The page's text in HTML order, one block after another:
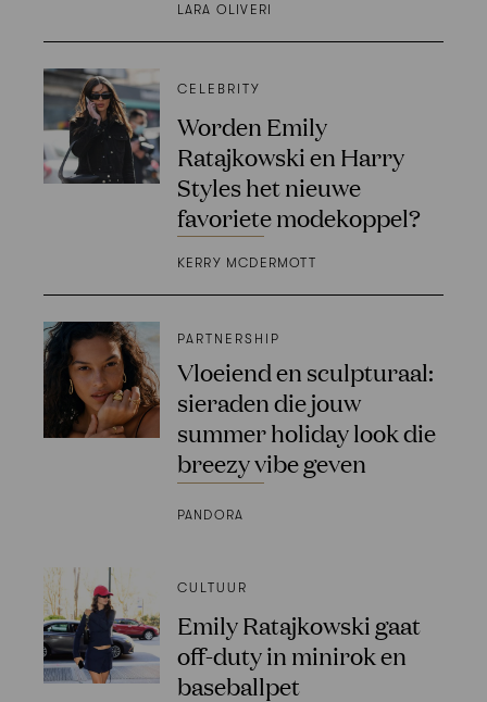
LARA OLIVERI
CELEBRITY
Worden Emily
Ratajkowski en Harry
Styles het nieuwe
favoriete modekoppel?
KERRY MCDERMOTT
PARTNERSHIP
Vloeiend en sculpturaal:
sieraden die jouw
summer holiday look die
breezy vibe geven
PANDORA
CULTUUR
Emily Ratajkowski gaat
off-duty in minirok en
baseballpet